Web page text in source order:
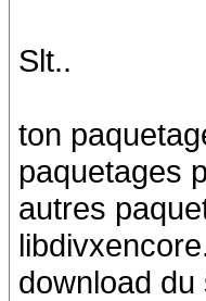
Slt..
ton
paquetages
autres
download